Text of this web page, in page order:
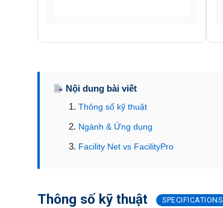
Nội dung bài viết
Thông số kỹ thuật
Ngành & Ứng dụng
Facility Net vs FacilityPro
Thông số kỹ thuật SPECIFICATIONS